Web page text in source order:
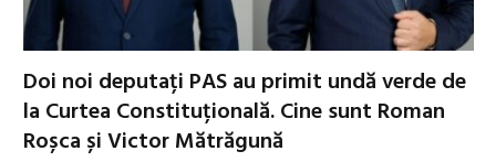
Doi noi deputați PAS au primit undă verde de
la Curtea Constituțională. Cine sunt Roman
Roșca și Victor Mătrăgună